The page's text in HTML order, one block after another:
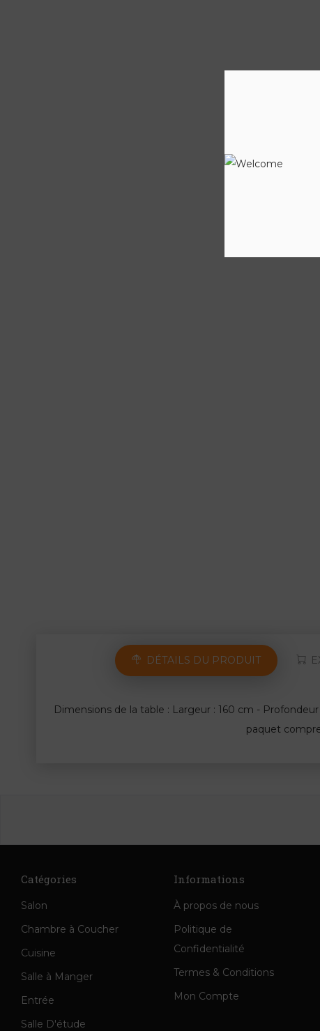
DÉTAILS DU PRODUIT
Dimensions de la table : Largeur : 160 cm -
paquet
Catégories
Salon
Chambre à Coucher
Cuisine
Salle à Manger
Entrée
Salle D'étude
Informations
À propos de nous
Politique de
Confidentialité
Termes & Conditions
Mon Compte